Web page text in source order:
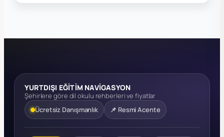
YURTDIŞI EĞİTİM NAVİGASYON
Şehirlere göre dil okulu rehberleri ve fiyatlar
Ücretsiz Danışmanlık
📌 Resmi Acente